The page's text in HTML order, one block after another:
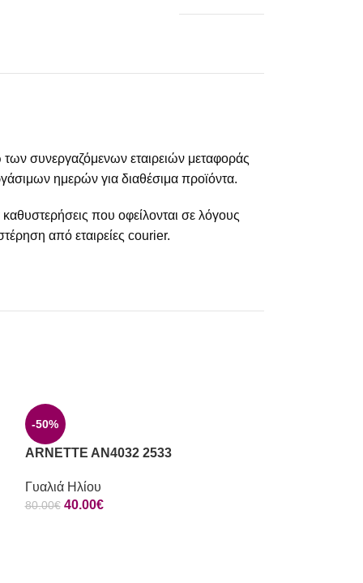
συνεργαζόμενων εταιρειών μεταφοράς
ημερών για διαθέσιμα προϊόντα.
που οφείλονται σε λόγους
από εταιρείες courier.
-50%
ARNETTE AN4032 2533
Γυαλιά Ηλίου
80.00€ 40.00€